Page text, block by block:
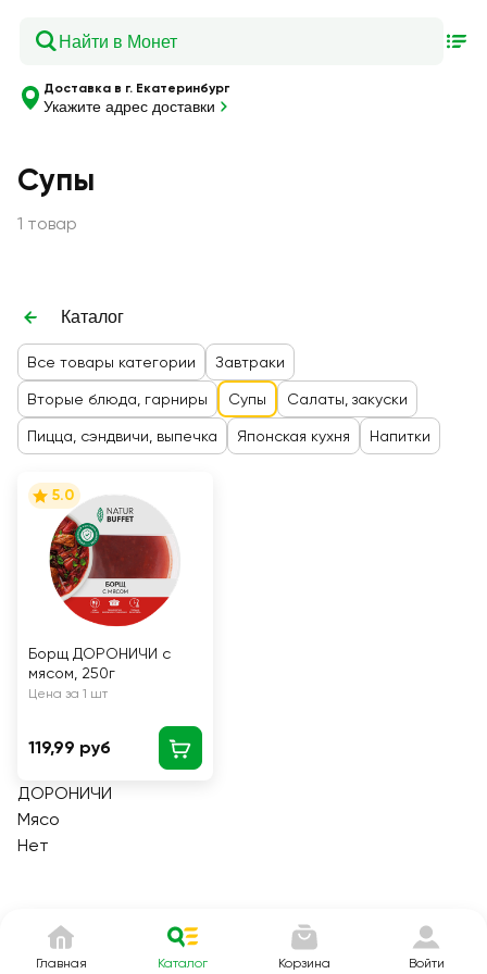
Доставка в г. Екатеринбург
Укажите адрес доставки
Супы
1 товар
Каталог
Все товары категории Завтраки
Вторые блюда, гарниры Супы Салаты, закуски
Пицца, сэндвичи, выпечка Японская кухня Напитки
5.0
Борщ ДОРОНИЧИ с
мясом, 250г
Цена за 1 шт
119,99 руб
ДОРОНИЧИ
Мясо
Нет
Главная Каталог Корзина Войти